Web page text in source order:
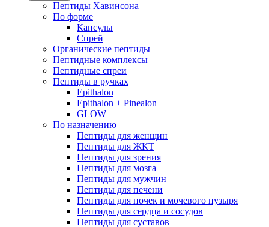
Пептиды Хавинсона
По форме
Капсулы
Спрей
Органические пептиды
Пептидные комплексы
Пептидные спреи
Пептиды в ручках
Epithalon
Epithalon + Pinealon
GLOW
По назначению
Пептиды для женщин
Пептиды для ЖКТ
Пептиды для зрения
Пептиды для мозга
Пептиды для мужчин
Пептиды для печени
Пептиды для почек и мочевого пузыря
Пептиды для сердца и сосудов
Пептиды для суставов